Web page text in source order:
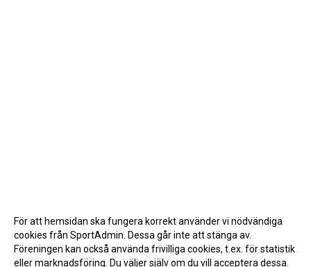
För att hemsidan ska fungera korrekt använder vi nödvändiga
cookies från SportAdmin. Dessa går inte att stänga av.
Föreningen kan också använda frivilliga cookies, t.ex. för statistik
eller marknadsföring. Du väljer själv om du vill acceptera dessa.